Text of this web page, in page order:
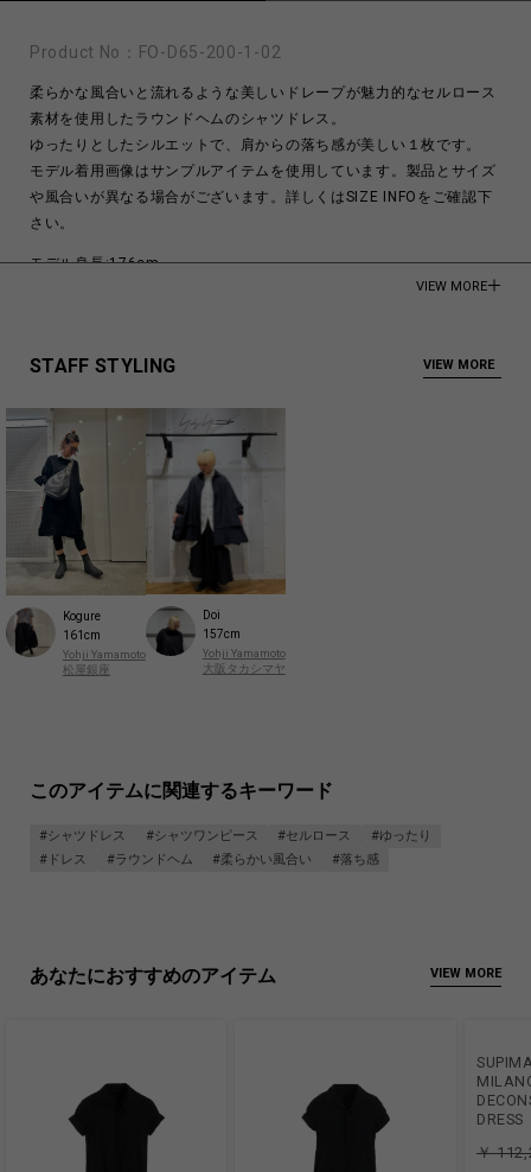
Product No： FO-D65-200-1-02
柔らかな風合いと流れるような美しいドレープが魅力的なセルロース
素材を使用したラウンドヘムのシャツドレス。
ゆったりとしたシルエットで、肩からの落ち感が美しい１枚です。
モデル着用画像はサンプルアイテムを使用しています。製品とサイズ
や風合いが異なる場合がございます。詳しくはSIZE INFOをご確認下
さい。
モデル身長:176cm
VIEW MORE
STAFF STYLING VIEW MORE
Kogure
161cm
Yohji Yamamoto
松屋銀座
Doi
157cm
Yohji Yamamoto
大阪タカシマヤ
このアイテムに関連するキーワード
#シャツドレス #シャツワンピース #セルロース
#ゆったり
#ドレス
#ラウンドヘム #柔らかい風合い #落ち感
あなたにおすすめのアイテム VIEW MORE
DRESS
￥